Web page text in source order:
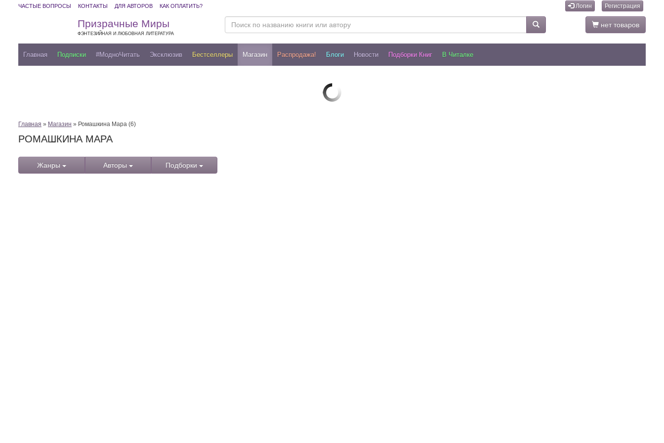
ЧАСТЫЕ ВОПРОСЫ КОНТАКТЫ ДЛЯ АВТОРОВ КАК ОПЛАТИТЬ? Логин Регистрация
Призрачные Миры
ФЭНТЕЗИЙНАЯ И ЛЮБОВНАЯ ЛИТЕРАТУРА
нет товаров
Главная Подписки #МодноЧитать Эксклюзив Бестселлеры Магазин Распродажа! Блоги Новости Подборки Книг В Читалке
Главная » Магазин » Ромашкина Мара (6)
РОМАШКИНА МАРА
Жанры Авторы Подборки